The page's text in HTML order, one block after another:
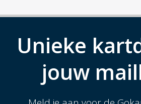
Unieke
jouw